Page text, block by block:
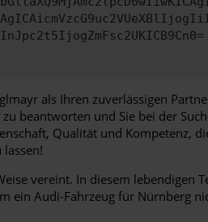
als Ihren zuverlässigen
beantworten und Sie bei der
Qualität und Kompetenz,
vereint. In diesem lebendigen
Audi-Fahrzeug für Nürnberg